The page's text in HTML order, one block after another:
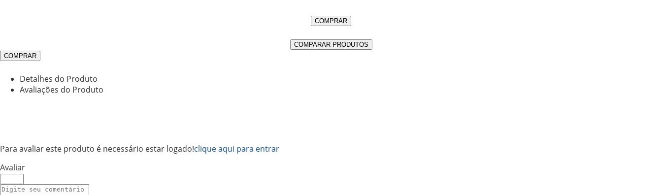
COMPRAR
COMPARAR PRODUTOS
COMPRAR
Detalhes do Produto
Avaliações do Produto
Para avaliar este produto é necessário estar logado!clique aqui para entrar
Avaliar